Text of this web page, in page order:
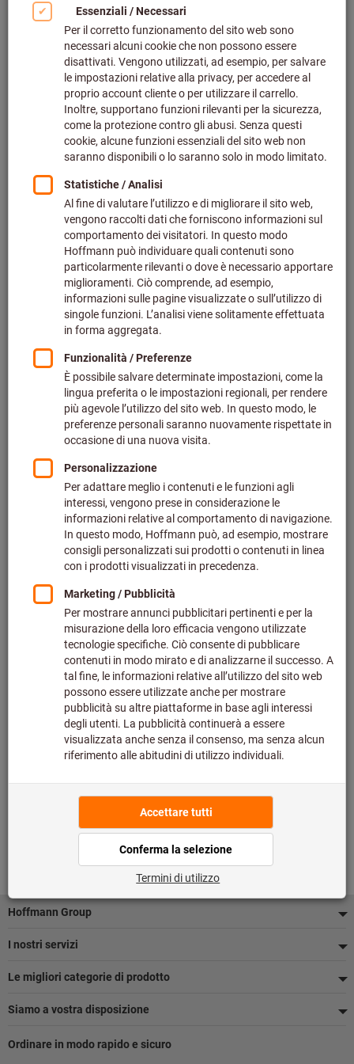
Maschera d’emergenza con filtro
Parat 4700
Dräger
Codice art.: 097296
Disponibile
2 varianti
235,52 €
più IVA all’aliquota corrente
Vai alle varianti
Categorie Correlate
Accessori per maschere Maschere pieno facciali
Mascherine antipolvere Semimaschere Rilevatori GAS
Filtro intercambiabile per semimaschere e maschere pieno
facciali
Sistemi elettroventilati PAPR
Piè
di
pagina
Hoffmann Group
I nostri servizi
Le migliori categorie di prodotto
Siamo a vostra disposizione
Ordinare in modo rapido e sicuro